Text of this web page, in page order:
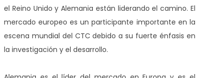
el Reino Unido y Alemania están liderando el camino. El
mercado europeo es un participante importante en la
escena mundial del CTC debido a su fuerte énfasis en
la investigación y el desarrollo.